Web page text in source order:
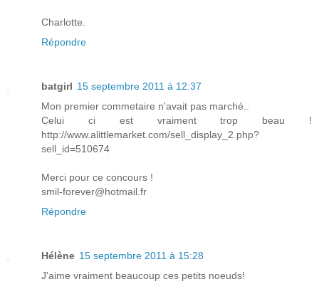
Charlotte.
Répondre
batgirl 15 septembre 2011 à 12:37
Mon premier commetaire n'avait pas marché..
Celui ci est vraiment trop beau !
http://www.alittlemarket.com/sell_display_2.php?
sell_id=510674
Merci pour ce concours !
smil-forever@hotmail.fr
Répondre
Hélène 15 septembre 2011 à 15:28
J'aime vraiment beaucoup ces petits noeuds!